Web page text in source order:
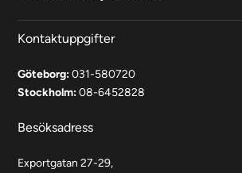
Kontaktuppgifter
Göteborg:031-580720
Stockholm:08-6452828
Besöksadress
Exportgatan 27-29,